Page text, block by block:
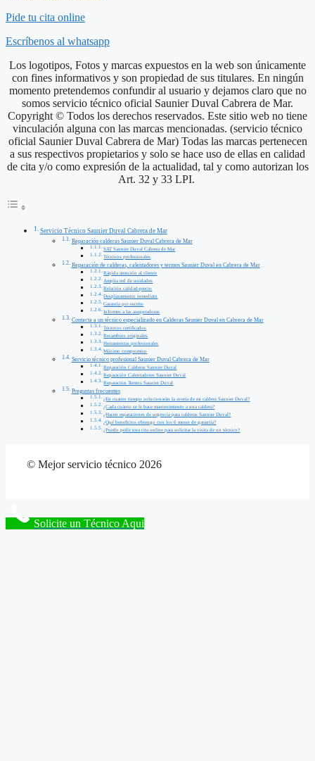
Pide tu cita online
Escríbenos al whatsapp
Los logotipos, Fotos y marcas expuestos en la web son únicamente
con fines informativos y son propiedad de sus titulares. En ningún
momento pretendemos confundir al usuario y dejamos claro que no
somos servicio técnico oficial Saunier Duval Cabrera de Mar.
Copyright © Todos los derechos reservados. Este sitio web no tiene
vinculación alguna con las marcas mencionadas. (servicio técnico
oficial Saunier Duval Cabrera de Mar) Todas las marcas pertenecen
a sus respectivos propietarios y solo se hace uso de ellas en calidad
de cita y/o como expresión de la actualidad, tal y como autorizan los
Art. 32 y 33 LPI.
Servicio Técnico Saunier Duval Cabrera de Mar
Reparación calderas Saunier Duval Cabrera de Mar
SAT Saunier Duval Cabrera de Mar
Técnicos profesionales
Reparación de calderas, calentadores y termos Saunier Duval en Cabrera de Mar
Rápida atención al cliente
Amplia red de unidades
Relación calidad-precio
Desplazamiento inmediato
Garantía por escrito
Informes a las aseguradoras
Contacta a un técnico especializado en Calderas Saunier Duval en Cabrera de Mar
Técnicos certificados
Recambios originales
Herramientas profesionales
Máximo compromiso
Servicio técnico profesional Saunier Duval Cabrera de Mar
Reparación Calderas Saunier Duval
Reparación Calentadores Saunier Duval
Reparación Termos Saunier Duval
Preguntas frecuentes
¿En cuanto tiempo solucionarán la avería de mi caldera Saunier Duval?
¿Cada cuánto se le hace mantenimiento a una caldera?
¿Hacen reparaciones de urgencia para calderas Saunier Duval?
¿Qué beneficios obtengo con los 6 meses de garantía?
¿Puedo pedir una cita online para solicitar la visita de un técnico?
© Mejor servicio técnico 2026
Solicite un Técnico Aqui